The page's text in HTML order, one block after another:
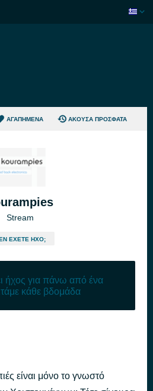
ΑΓΑΠΗΜΈΝΑ ΆΚΟΥΣΑ ΠΡΌΣΦΑΤΑ
Stream
ΈΧΕΤΕ ΉΧΟ;
ήχος για πάνω από ένα
κάθε βδομάδα
είναι μόνο το γνωστό